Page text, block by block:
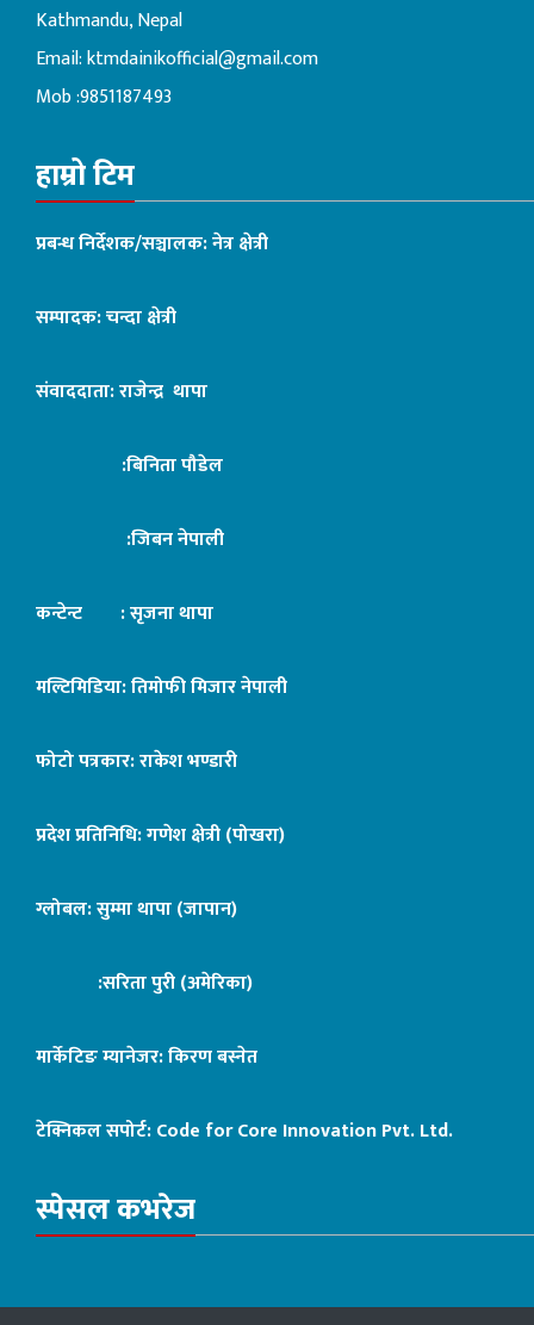
Kathmandu, Nepal
Email:ktmdainikofficial@gmail.com
Mob :9851187493
हाम्रो टिम
प्रबन्ध निर्देशक/सञ्चालक: नेत्र क्षेत्री
सम्पादक: चन्दा क्षेत्री
संवाददाता: राजेन्द्र थापा
:बिनिता पौडेल
:जिबन नेपाली
कन्टेन्ट : सृजना थापा
मल्टिमिडिया: तिमोफी मिजार नेपाली
फोटो पत्रकार: राकेश भण्डारी
प्रदेश प्रतिनिधि: गणेश क्षेत्री (पोखरा)
ग्लोबल: सुम्मा थापा (जापान)
:सरिता पुरी (अमेरिका)
मार्केटिङ म्यानेजर: किरण बस्नेत
टेक्निकल सपोर्ट:Code for Core Innovation Pvt. Ltd.
स्पेसल कभरेज